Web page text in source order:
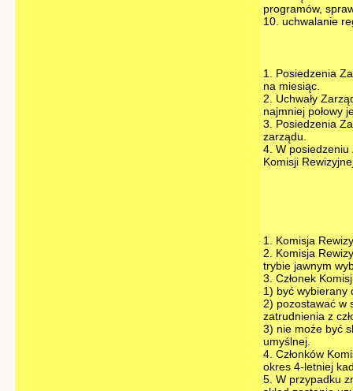
programów,
10. uchwalanie
1. Posiedzenia
na miesiąc.
2. Uchwały
najmniej połowy
3. Posiedzenia
zarządu.
4. W posiedzeniu
Komisji
1. Komisja
2. Komisja
trybie jawnym
3. Członek
1) być wybierany
2) pozostawać w
zatrudnienia z
3) nie może być
umyślnej.
4. Członków
okres 4-letniej
5. W przypadku